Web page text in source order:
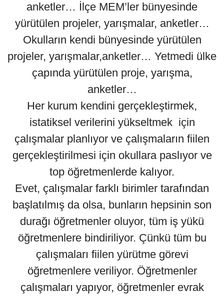
anketler… İlçe MEM’ler bünyesinde
yürütülen projeler, yarışmalar, anketler…
Okulların kendi bünyesinde yürütülen
projeler, yarışmalar,anketler… Yetmedi ülke
çapında yürütülen proje, yarışma,
anketler…
Her kurum kendini gerçekleştirmek,
istatiksel verilerini yükseltmek için
çalışmalar planlıyor ve çalışmaların fiilen
gerçekleştirilmesi için okullara paslıyor ve
top öğretmenlerde kalıyor.
Evet, çalışmalar farklı birimler tarafından
başlatılmış da olsa, bunların hepsinin son
durağı öğretmenler oluyor, tüm iş yükü
öğretmenlere bindiriliyor. Çünkü tüm bu
çalışmaları fiilen yürütme görevi
öğretmenlere veriliyor. Öğretmenler
çalışmaları yapıyor, öğretmenler evrak